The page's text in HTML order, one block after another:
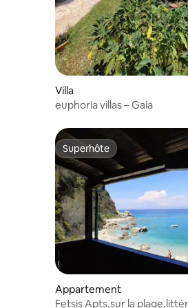
Villa
euphoria villas – Gaia
Superhôte
Superhôte
Appartement
Fetsis Apts,sur la